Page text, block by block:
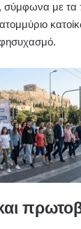
σύμφωνα με